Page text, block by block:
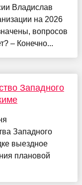
Владислав
на 2026
вопросов
– Конечно...
Западного
Западного
выездное
плановой